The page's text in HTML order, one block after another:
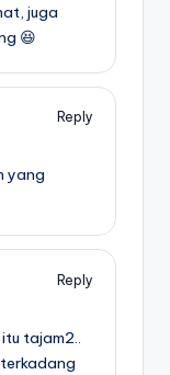
juga
😆
Reply
yang
Reply
tajam2..